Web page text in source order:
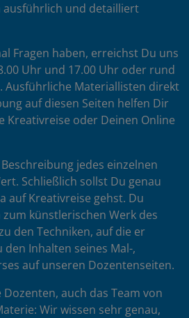
ausführlich und detailliert
Fragen haben, erreichst Du uns
Uhr und 17.00 Uhr oder rund
Ausführliche Materiallisten direkt
auf diesen Seiten helfen Dir
Kreativreise oder Deinen Online
jedes einzelnen
Schließlich sollst Du genau
auf Kreativreise gehst. Du
künstlerischen Werk des
den Techniken, auf die er
Inhalten seines Mal-,
auf unseren Dozentenseiten.
auch das Team von
Wir wissen sehr genau,